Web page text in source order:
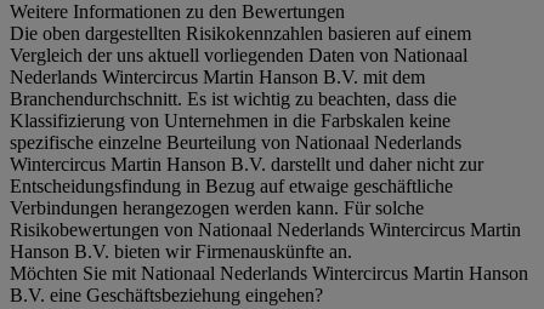
Weitere Informationen zu den Bewertungen
Die oben dargestellten Risikokennzahlen basieren auf einem
Vergleich der uns aktuell vorliegenden Daten von Nationaal
Nederlands Wintercircus Martin Hanson B.V. mit dem
Branchendurchschnitt. Es ist wichtig zu beachten, dass die
Klassifizierung von Unternehmen in die Farbskalen keine
spezifische einzelne Beurteilung von Nationaal Nederlands
Wintercircus Martin Hanson B.V. darstellt und daher nicht zur
Entscheidungsfindung in Bezug auf etwaige geschäftliche
Verbindungen herangezogen werden kann. Für solche
Risikobewertungen von Nationaal Nederlands Wintercircus Martin
Hanson B.V. bieten wir Firmenauskünfte an.
Möchten Sie mit Nationaal Nederlands Wintercircus Martin Hanson
B.V. eine Geschäftsbeziehung eingehen?